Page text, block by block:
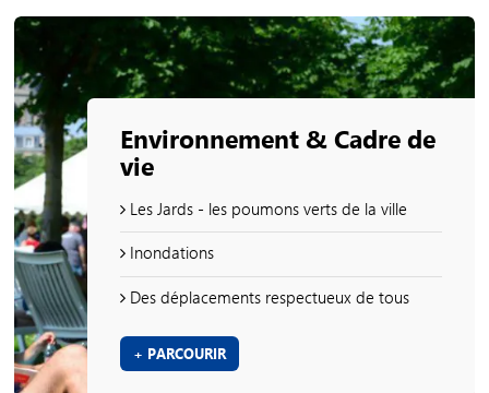
Environnement & Cadre de
vie
Les Jards - les poumons verts de la ville
Inondations
Des déplacements respectueux de tous
+ PARCOURIR